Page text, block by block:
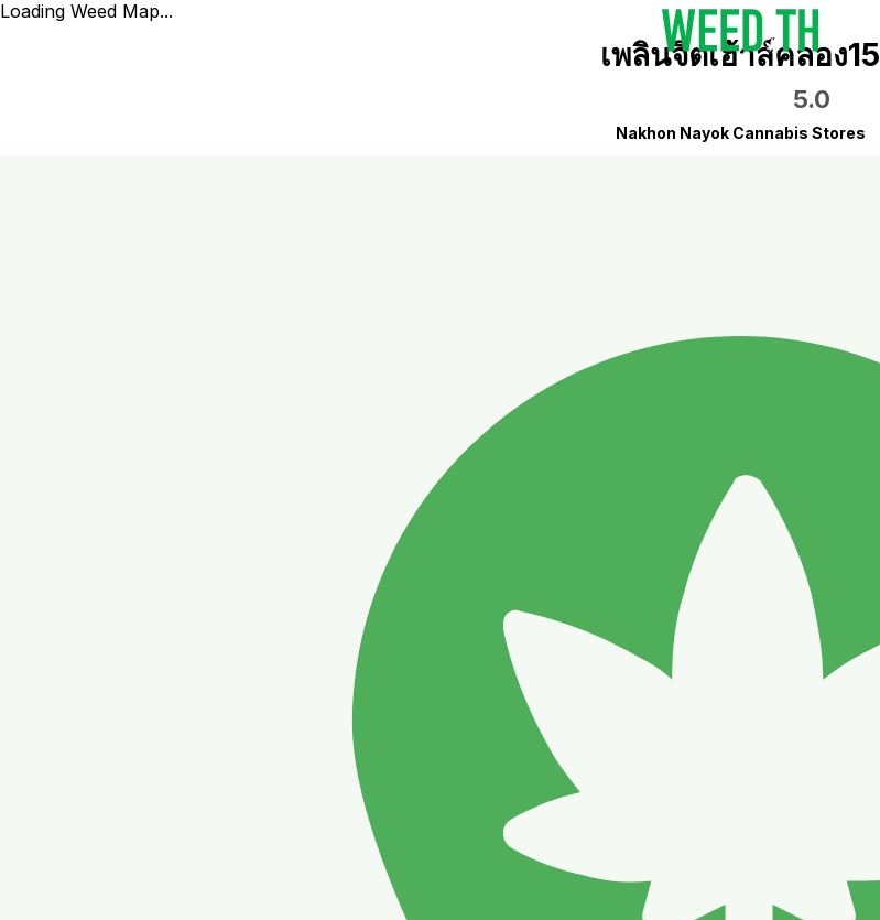
Loading Weed Map...
เพลินจิตเฮ้าส์คลอง15
5.0
Nakhon Nayok Cannabis Stores